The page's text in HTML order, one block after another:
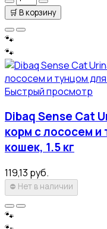
🛒В корзину
🐾
🐾
Быстрый просмотр
Dibaq Sense Cat
корм с лососем и
кошек, 1.5 кг
119,13 руб.
⛔ Нет в наличии
🐾